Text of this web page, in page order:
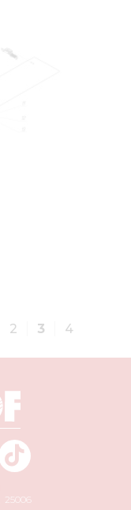
2 3
4
25006